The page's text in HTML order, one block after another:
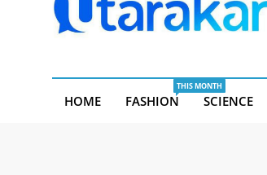
HOME FASHION
THIS MONTH
SCIENCE